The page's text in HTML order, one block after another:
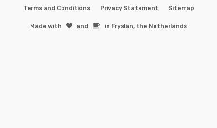
Terms and Conditions
Privacy Statement Sitemap
Made with ️and in Fryslân, the Netherlands